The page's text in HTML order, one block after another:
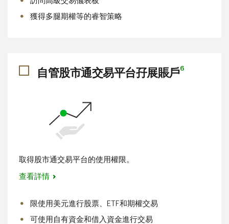
獲得多腿期權等的睿智策略
自管股市通交易平台孖展賬戶​​​​​​​6
取得股市通交易平台的使用權限。
查看詳情
限使用美元進行股票、ETF和期權交易
可使用自有資金和借入資金進行交易